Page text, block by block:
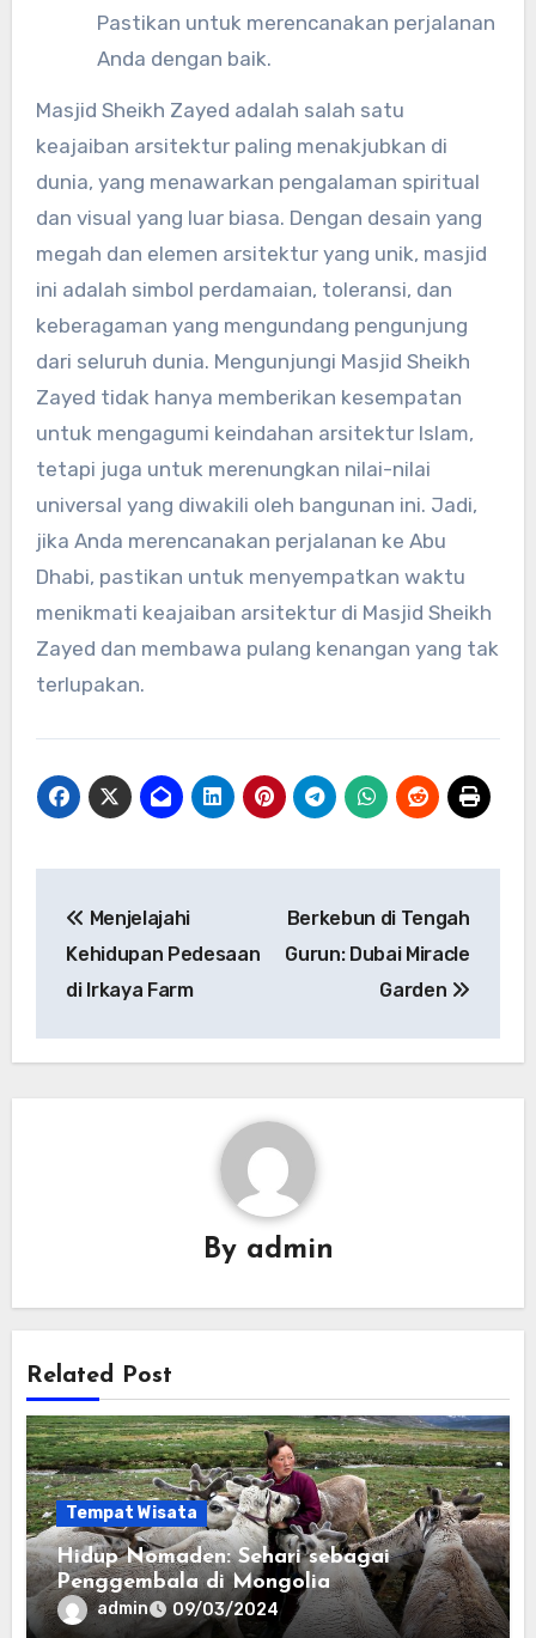
Pastikan untuk merencanakan perjalanan
Anda dengan baik.
Masjid Sheikh Zayed adalah salah satu
keajaiban arsitektur paling menakjubkan di
dunia, yang menawarkan pengalaman spiritual
dan visual yang luar biasa. Dengan desain yang
megah dan elemen arsitektur yang unik, masjid
ini adalah simbol perdamaian, toleransi, dan
keberagaman yang mengundang pengunjung
dari seluruh dunia. Mengunjungi Masjid Sheikh
Zayed tidak hanya memberikan kesempatan
untuk mengagumi keindahan arsitektur Islam,
tetapi juga untuk merenungkan nilai-nilai
universal yang diwakili oleh bangunan ini. Jadi,
jika Anda merencanakan perjalanan ke Abu
Dhabi, pastikan untuk menyempatkan waktu
menikmati keajaiban arsitektur di Masjid Sheikh
Zayed dan membawa pulang kenangan yang tak
terlupakan.
pos
Menjelajahi
Kehidupan Pedesaan
di Irkaya Farm
Berkebun di Tengah
Gurun: Dubai Miracle
Garden
By admin
Related Post
Tempat Wisata
Hidup Nomaden: Sehari sebagai
Penggembala di Mongolia
admin 09/03/2024